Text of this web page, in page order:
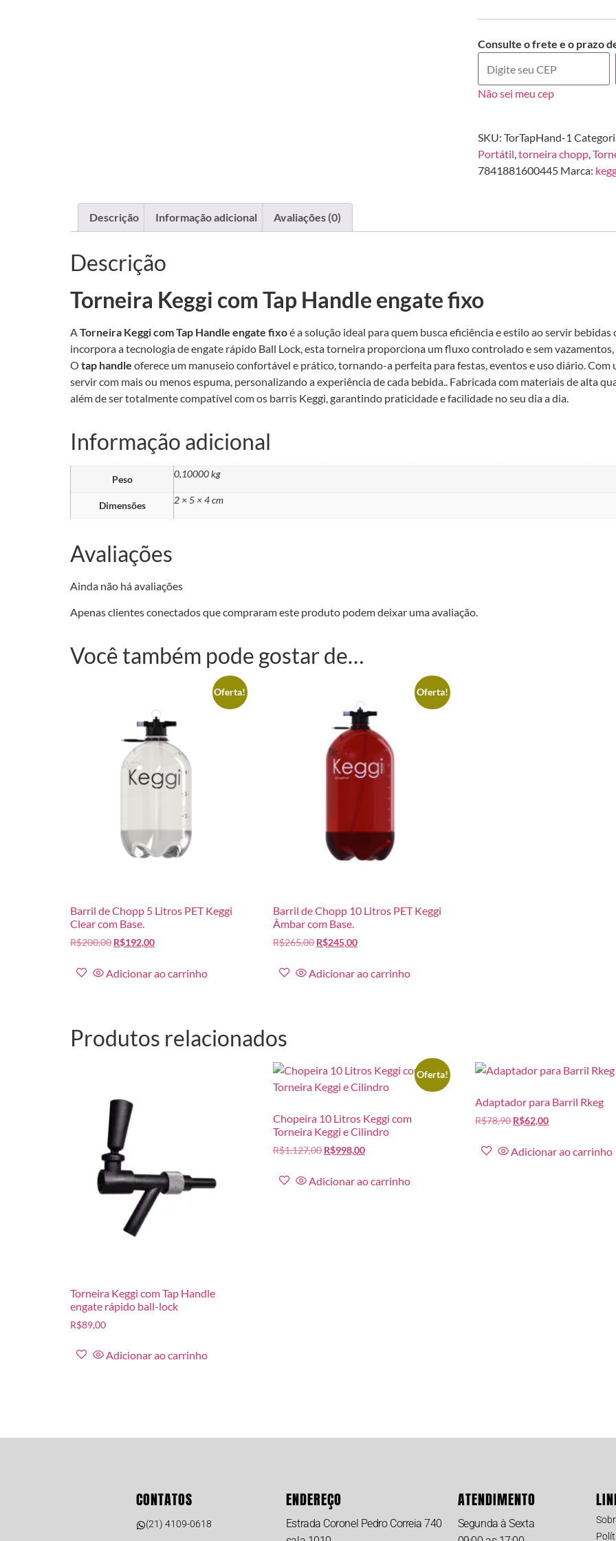
Consulte o frete e o prazo
Não sei meu cep
SKU: TorTapHand-1
Portátil,torneira chopp,
7841881600445 Marca:
Descrição Informação adicional Avaliações (0)
Descrição
Torneira Keggi com Tap Handle engate fixo
ATorneira Keggi com Tap Handle engate fixoé a solução ideal para quem busca eficiência e estilo ao servir
incorpora a tecnologia de engate rápido Ball Lock, esta torneira proporciona um fluxo controlado e sem
O tap handle oferece um manuseio confortável e prático, tornando-a perfeita para festas, eventos e uso diário.
servir com mais ou menos espuma, personalizando a experiência de cada bebida.. Fabricada com materiais de alta
além de ser totalmente compatível com os barris Keggi, garantindo praticidade e facilidade no seu dia a dia.
Informação adicional
Peso 0,10000 kg
Dimensões 2 × 5 × 4 cm
Avaliações
Ainda não há avaliações
Apenas clientes conectados que compraram este produto podem deixar uma avaliação.
Você também pode gostar de…
Oferta!
Barril de Chopp 5 Litros PET Keggi
Clear com Base.
R$200,00 R$192,00
Adicionar ao carrinho
Oferta!
Barril de Chopp 10 Litros PET Keggi
Âmbar com Base.
R$265,00 R$245,00
Adicionar ao carrinho
Produtos relacionados
Torneira Keggi com Tap Handle
engate rápido ball-lock
R$89,00
Adicionar ao carrinho
Oferta!
Chopeira 10 Litros Keggi com
Torneira Keggi e Cilindro
R$1.127,00 R$998,00
Adicionar ao carrinho
Adaptador para Barril Rkeg
R$78,90 R$62,00
Adicionar ao carrinho
CONTATOS
(21) 4109-0618
ENDEREÇO
Estrada Coronel Pedro Correia 740
ATENDIMENTO
Segunda à Sexta